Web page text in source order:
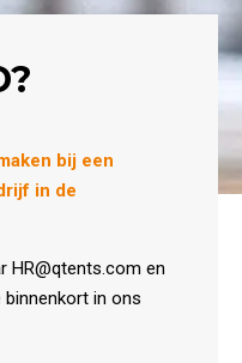
bij een
in de
HR@qtents.com en
in ons